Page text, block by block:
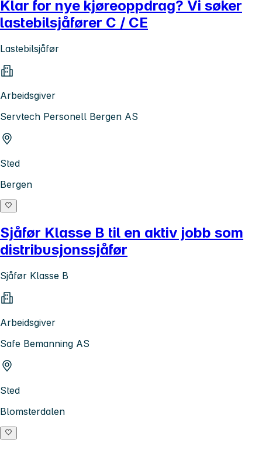
Klar for nye kjøreoppdrag? Vi søker
lastebilsjåfører C / CE
Lastebilsjåfør
Arbeidsgiver
Servtech Personell Bergen AS
Sted
Bergen
Sjåfør Klasse B til en aktiv jobb som
distribusjonssjåfør
Sjåfør Klasse B
Arbeidsgiver
Safe Bemanning AS
Sted
Blomsterdalen